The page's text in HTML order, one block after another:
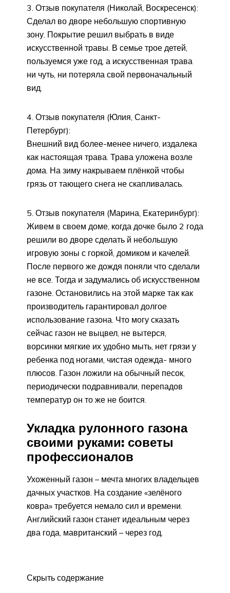
Отзыв покупателя (Николай, Воскресенск):
Сделал во дворе небольшую спортивную
зону. Покрытие решил выбрать в виде
искусственной травы. В семье трое детей,
пользуемся уже год, а искусственная трава
ни чуть, ни потеряла свой первоначальный
вид.
Отзыв покупателя (Юлия, Санкт-
Петербург):
Внешний вид более-менее ничего, издалека
как настоящая трава. Трава уложена возле
дома. На зиму накрываем плёнкой чтобы
грязь от тающего снега не скапливалась.
Отзыв покупателя (Марина, Екатеринбург):
Живем в своем доме, когда дочке было 2 года
решили во дворе сделать й небольшую
игровую зоны с горкой, домиком и качелей.
После первого же дождя поняли что сделали
не все. Тогда и задумались об искусственном
газоне. Остановились на этой марке так как
производитель гарантировал долгое
использование газона. Что могу сказать
сейчас газон не выцвел, не вытерся,
ворсинки мягкие их удобно мыть, нет грязи у
ребенка под ногами, чистая одежда- много
плюсов. Газон ложили на обычный песок,
периодически подравнивали, перепадов
температур он то же не боится.
Укладка рулонного газона
своими руками: советы
профессионалов
Ухоженный газон – мечта многих владельцев
дачных участков. На создание «зелёного
ковра» требуется немало сил и времени.
Английский газон станет идеальным через
два года, мавританский – через год.
Скрыть содержание